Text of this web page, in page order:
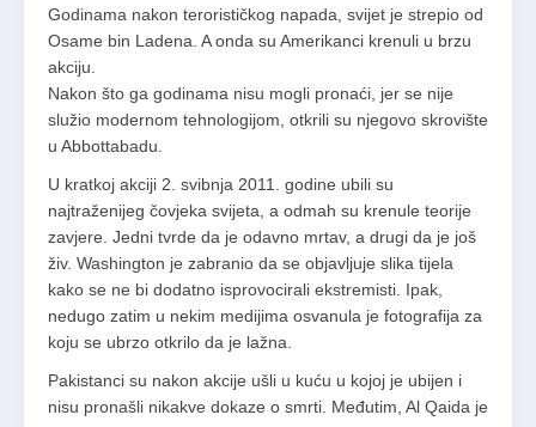
Godinama nakon terorističkog napada, svijet je strepio od
Osame bin Ladena. A onda su Amerikanci krenuli u brzu
akciju.
Nakon što ga godinama nisu mogli pronaći, jer se nije
služio modernom tehnologijom, otkrili su njegovo skrovište
u Abbottabadu.
U kratkoj akciji 2. svibnja 2011. godine ubili su
najtraženijeg čovjeka svijeta, a odmah su krenule teorije
zavjere. Jedni tvrde da je odavno mrtav, a drugi da je još
živ. Washington je zabranio da se objavljuje slika tijela
kako se ne bi dodatno isprovocirali ekstremisti. Ipak,
nedugo zatim u nekim medijima osvanula je fotografija za
koju se ubrzo otkrilo da je lažna.
Pakistanci su nakon akcije ušli u kuću u kojoj je ubijen i
nisu pronašli nikakve dokaze o smrti. Međutim, Al Qaida je